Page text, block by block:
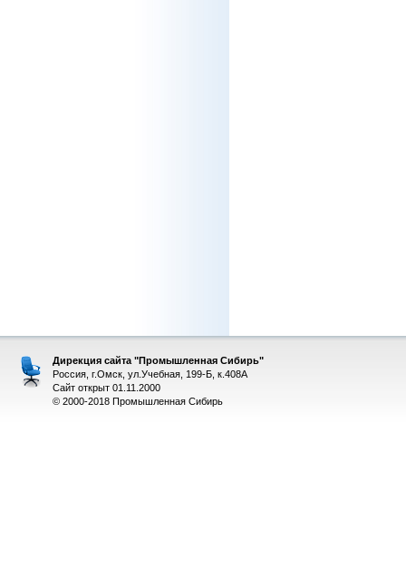
Дирекция сайта "Промышленная Сибирь"
Россия, г.Омск, ул.Учебная, 199-Б, к.408А
Сайт открыт 01.11.2000
© 2000-2018 Промышленная Сибирь